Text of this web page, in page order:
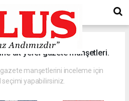
ait yerel gazete manşetleri.
manşetlerini inceleme için
seçimi yapabilirsiniz.